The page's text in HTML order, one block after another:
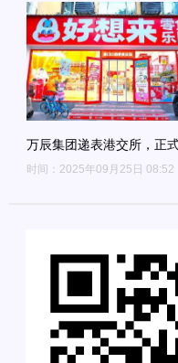
万辰集团递表港交所，正
时间：2025年09月25日 08:52